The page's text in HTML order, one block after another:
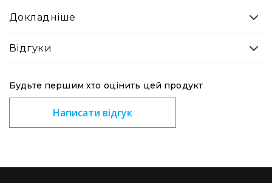
та
колл-
центрів
Аксесуари
Рішення
Докладніше
Відгуки
Будьте першим хто оцінить цей продукт
Написати відгук